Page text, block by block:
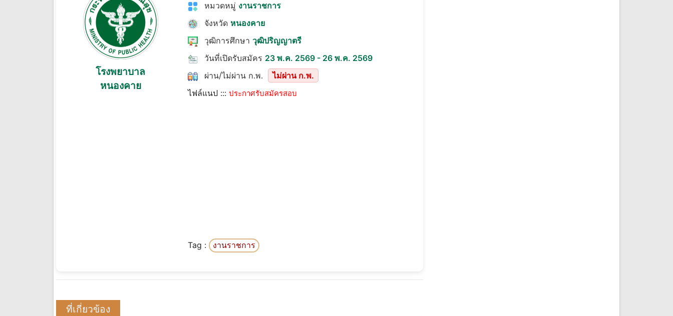
โรงพยาบาล
หนองคาย
หมวดหมู่ งานราชการ
จังหวัด หนองคาย
วุฒิการศึกษา วุฒิปริญญาตรี
วันที่เปิดรับสมัคร 23 พ.ค. 2569 - 26 พ.ค. 2569
ผ่าน/ไม่ผ่าน ก.พ.
ไม่ผ่าน ก.พ.
ไฟล์แนป ::: ประกาศรับสมัครสอบ
Tag : งานราชการ
ที่เกี่ยวข้อง